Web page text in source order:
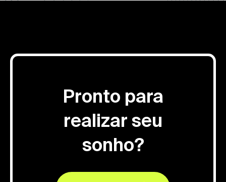
Pronto para
realizar seu
sonho?